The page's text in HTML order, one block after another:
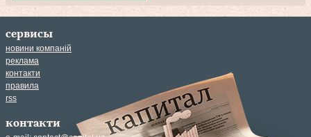
сервисы
новини компаній
реклама
контакти
правила
rss
контакти